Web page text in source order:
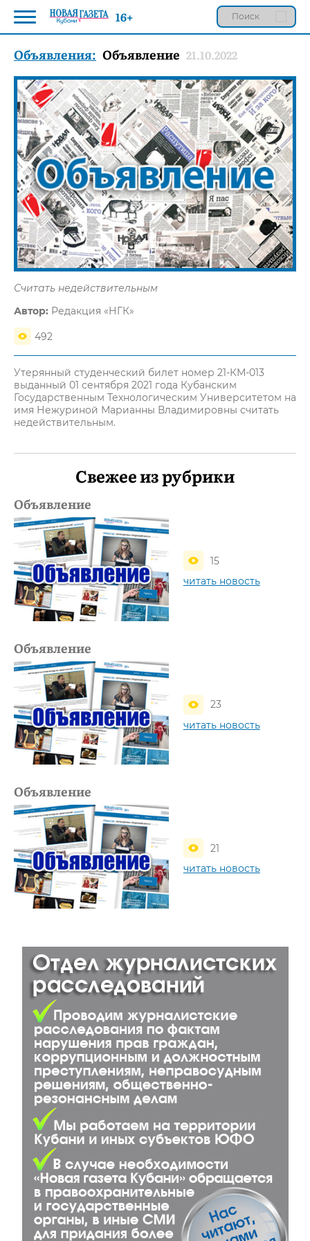
Объявления: Объявление 21.10.2022
Считать недействительным
Автор: Редакция «НГК»
492
Утерянный студенческий билет номер 21-КМ-013
выданный 01 сентября 2021 года Кубанским
Государственным Технологическим Университетом на
имя Нежуриной Марианны Владимировны считать
недействительным.
Свежее из рубрики
Объявление
15
читать новость
Объявление
23
читать новость
Объявление
21
читать новость
16+